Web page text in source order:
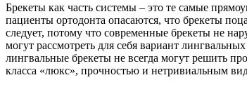
Брекеты как часть системы – это те самые
пациенты ортодонта опасаются, что брекеты
следует, потому что современные брекеты не
могут рассмотреть для себя вариант
лингвальные брекеты не всегда могут решить
класса «люкс», прочностью и нетривиальным